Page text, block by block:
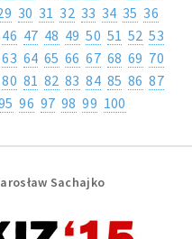
30 31 32 33 34 35 36
46 47 48 49 50 51 52 53
63 64 65 66 67 68 69 70
80 81 82 83 84 85 86 87
96 97 98 99 100
Sachajko